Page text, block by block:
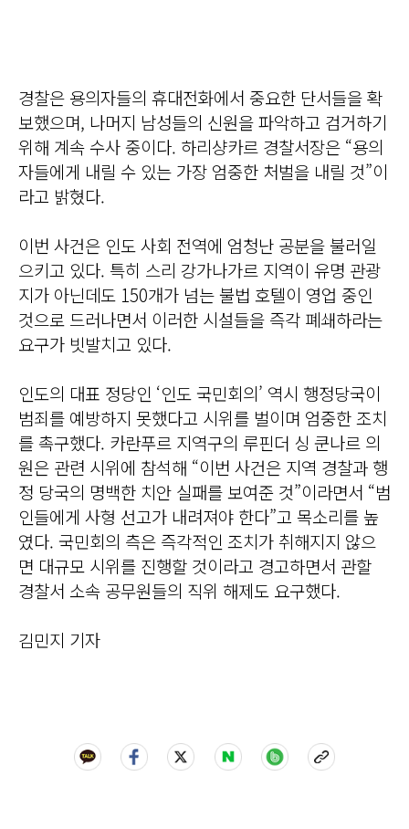
경찰은 용의자들의 휴대전화에서 중요한 단서들을 확
보했으며, 나머지 남성들의 신원을 파악하고 검거하기
위해 계속 수사 중이다. 하리샹카르 경찰서장은 “용의
자들에게 내릴 수 있는 가장 엄중한 처벌을 내릴 것”이
라고 밝혔다.
이번 사건은 인도 사회 전역에 엄청난 공분을 불러일
으키고 있다. 특히 스리 강가나가르 지역이 유명 관광
지가 아닌데도 150개가 넘는 불법 호텔이 영업 중인
것으로 드러나면서 이러한 시설들을 즉각 폐쇄하라는
요구가 빗발치고 있다.
인도의 대표 정당인 ‘인도 국민회의’ 역시 행정당국이
범죄를 예방하지 못했다고 시위를 벌이며 엄중한 조치
를 촉구했다. 카란푸르 지역구의 루핀더 싱 쿤나르 의
원은 관련 시위에 참석해 “이번 사건은 지역 경찰과 행
정 당국의 명백한 치안 실패를 보여준 것”이라면서 “범
인들에게 사형 선고가 내려져야 한다”고 목소리를 높
였다. 국민회의 측은 즉각적인 조치가 취해지지 않으
면 대규모 시위를 진행할 것이라고 경고하면서 관할
경찰서 소속 공무원들의 직위 해제도 요구했다.
김민지 기자